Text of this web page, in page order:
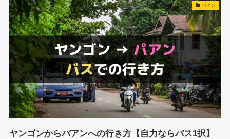
パアン
ヤンゴンからパアンへの行き方【自力ならバス1択】